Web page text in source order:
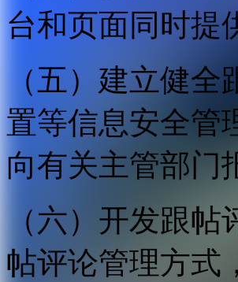
台和页面同时提
（五）建立健
置等信息安全管
向有关主管部门
（六）开发跟
帖评论管理方式